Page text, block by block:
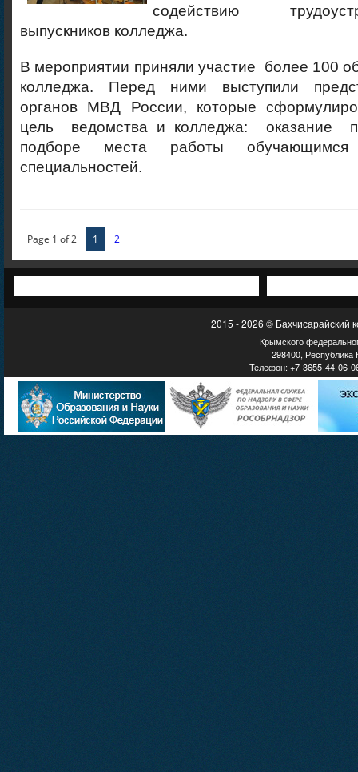
содействию
выпускников колледжа.
В мероприятии приняли участие более 100
колледжа. Перед ними выступили
органов МВД России, которые
цель ведомства и колледжа: оказание
подборе места работы
специальностей.
Page 1 of 2 1 2
2015 - 2026 © Бахчисарайский
Крымского
298400, Республика
Телефон: +7-3655-44-06-